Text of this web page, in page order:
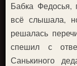
Бабка Федосья,
всё слышала,
решалась
спешил с
Санькиного